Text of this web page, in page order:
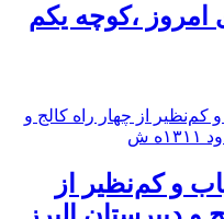
امروز ،کوچه یکم
و کم‌نظیر از